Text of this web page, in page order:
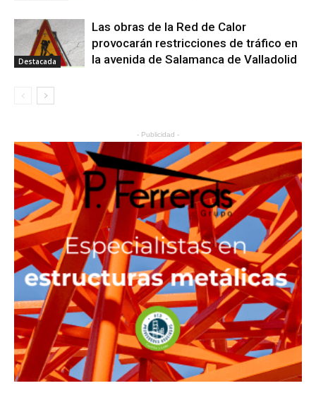
Destacada
Las obras de la Red de Calor
provocarán restricciones de tráfico en
la avenida de Salamanca de Valladolid
- Publicidad -